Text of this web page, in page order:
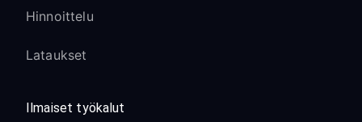
Hinnoittelu
Lataukset
Ilmaiset työkalut